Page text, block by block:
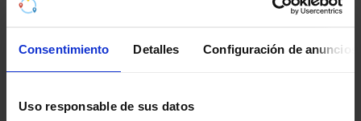
Consentimiento Detalles Configuración de anuncios
Uso responsable de sus datos
Pincha en la imagen para ampliarla a pantalla completa.
Horario vuelta de Línea 466